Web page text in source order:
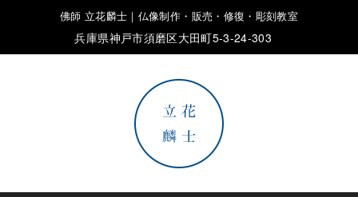
佛師 立花麟士｜仏像制作・販売・修復・彫刻教室
兵庫県神戸市須磨区大田町5-3-24-303